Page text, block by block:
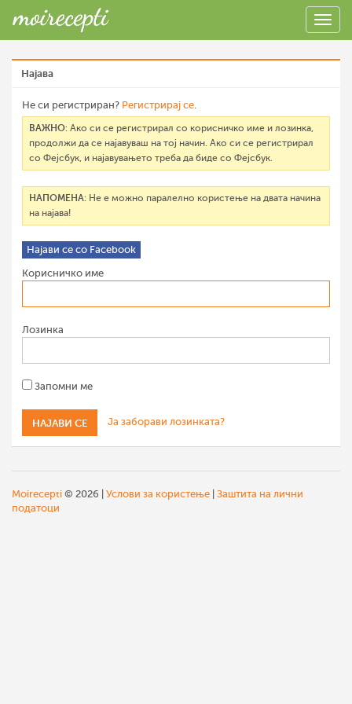
Најава
Не си регистриран? Регистрирај се.
ВАЖНО: Ако си се регистрирал со корисничко име и лозинка,
продолжи да се најавуваш на тој начин. Ако си се регистрирал
со Фејсбук, и најавувањето треба да биде со Фејсбук.
НАПОМЕНА: Не е можно паралелно користење на двата начина
на најава!
Најави се со Facebook
Корисничко име
Лозинка
Запомни ме
Ја заборави лозинката?
Moirecepti © 2026 | Услови за користење Заштита на лични
податоци